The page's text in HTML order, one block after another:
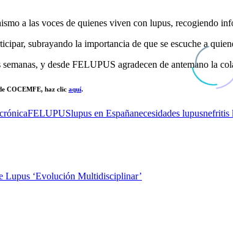
a las voces de quienes viven con lupus, recogiendo
subrayando la importancia de que se escuche a
y desde FELUPUS agradecen de antemano la
COCEMFE, haz clic aquí.
FELUPUSlupus en Españanecesidades lupusnefritis
‘Evolución Multidisciplinar’